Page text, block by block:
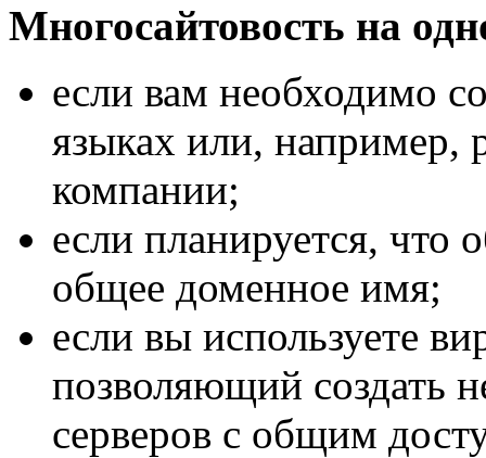
Многосайтовость на
если вам необходимо
языках или, например,
компании;
если планируется, что
общее доменное имя;
если вы используете
позволяющий создать
серверов с общим